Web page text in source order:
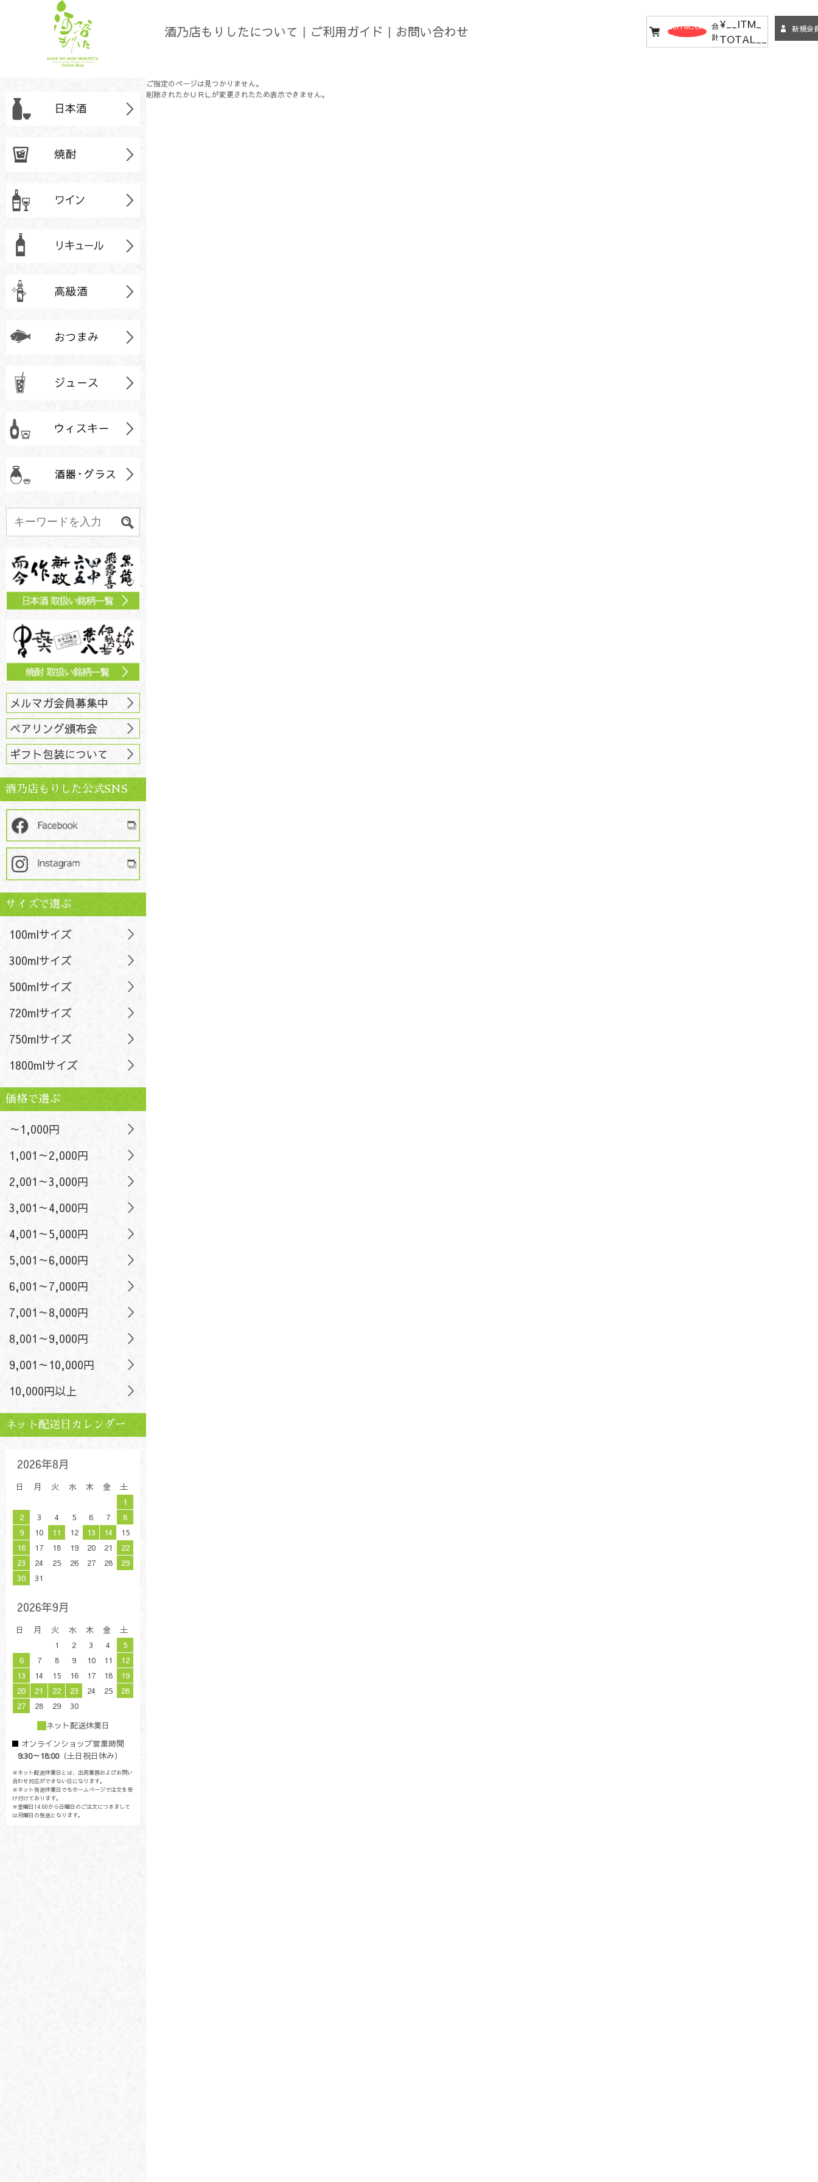
酒乃店もりしたについて ｜ ご利用ガイド ｜ お問い合わせ
__ITM_CN
T__
合
計
¥__ITM_
TOTAL__
新規会
ご指定のページは見つかりません。
削除されたかＵＲＬが変更されたため表示できません。
メルマガ会員募集中
ペアリング頒布会
ギフト包装について
酒乃店もりした公式SNS
サイズで選ぶ
100mlサイズ
300mlサイズ
500mlサイズ
720mlサイズ
750mlサイズ
1800mlサイズ
価格で選ぶ
～1,000円
1,001～2,000円
2,001～3,000円
3,001～4,000円
4,001～5,000円
5,001～6,000円
6,001～7,000円
7,001～8,000円
8,001～9,000円
9,001～10,000円
10,000円以上
ネット配送日カレンダー
2026年8月
日 月 火 水 木 金
土
1
2
3 4 5 6 7
8
9
10 11 12 13 14
15
16
17 18 19 20 21
22
23
24 25 26 27 28
29
30
31
2026年9月
日 月 火 水 木 金
土
1
2 3 4
5
6
7 8 9 10 11
12
13
14 15 16 17 18
19
20
21 22 23 24 25
26
27
28 29
30
ネット配送休業日
オンラインショップ営業時間
9:30～18:00（土日祝日休み）
※ネット配送休業日とは、出荷業務およびお問い
合わせ対応ができない日になります。
※ネット発送休業日でもホームページで注文を受
け付けております。
※金曜日14:00から日曜日のご注文につきまして
は月曜日の発送となります。